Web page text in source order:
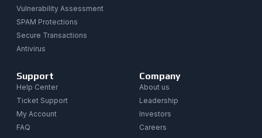
Vulnerability Assessment
SPAM Protections
Secure Transactions
Antivirus
Support
Help Center
Ticket Support
My Account
FAQ
Company
About us
Leadership
Investors
Careers